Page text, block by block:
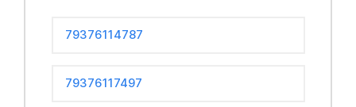
79376114787
79376117497